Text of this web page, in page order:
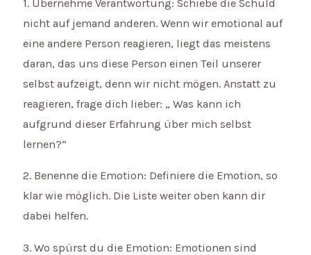
1. Übernehme Verantwortung: Schiebe die Schuld
nicht auf jemand anderen. Wenn wir emotional auf
eine andere Person reagieren, liegt das meistens
daran, das uns diese Person einen Teil unserer
selbst aufzeigt, denn wir nicht mögen. Anstatt zu
reagieren, frage dich lieber: „ Was kann ich
aufgrund dieser Erfahrung über mich selbst
lernen?“
2. Benenne die Emotion: Definiere die Emotion, so
klar wie möglich. Die Liste weiter oben kann dir
dabei helfen.
3. Wo spürst du die Emotion: Emotionen sind